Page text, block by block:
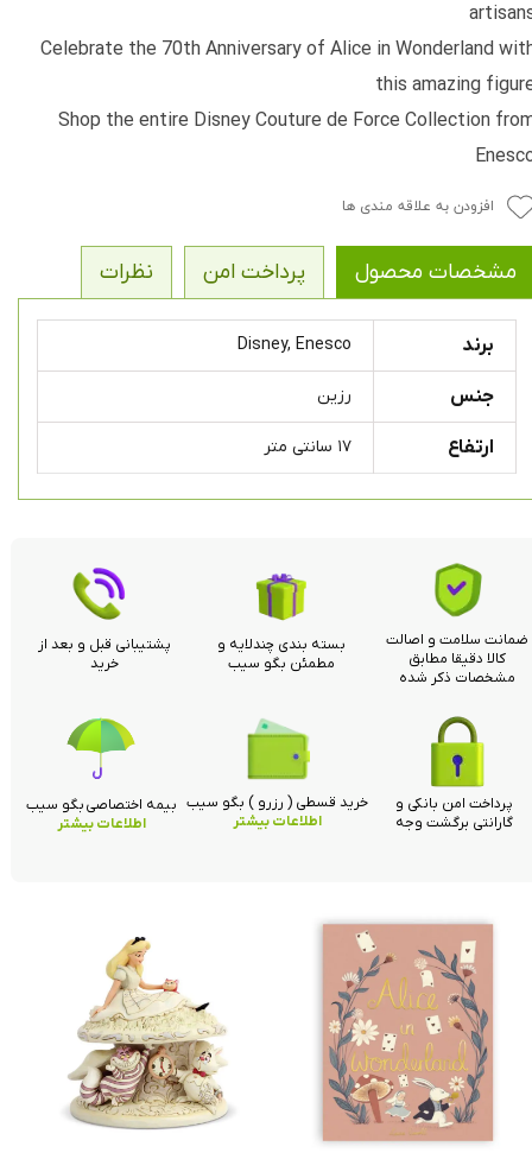
Celebrate the 70th Anniversary of Alice in Wonderland
this amazing
Shop the entire Disney Couture de Force Collection
افزودن به علاقه مندی ها
مشخصات محصول پرداخت امن نظرات
برند Disney, Enesco
جنس رزین
ارتفاع ۱۷ سانتی متر
ضمانت سلامت و اصالت
کالا دقیقا مطابق
مشخصات ذکر شده
بسته بندی چندلایه و
مطمئن بگو سیب
پشتیبانی قبل و بعد از
خرید
خرید قسطی ( رزرو ) بگو سیب
اطلاعات بیشتر
پرداخت امن بانکی و
گارانتی برگشت وجه
بیمه اختصاصی بگو سیب
اطلاعات بیشتر